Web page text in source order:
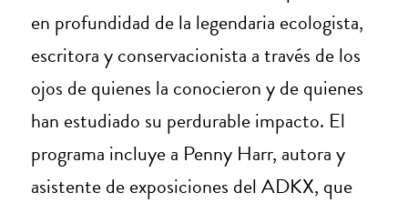
en profundidad de la legendaria ecologista,
escritora y conservacionista a través de los
ojos de quienes la conocieron y de quienes
han estudiado su perdurable impacto. El
programa incluye a Penny Harr, autora y
asistente de exposiciones del ADKX, que